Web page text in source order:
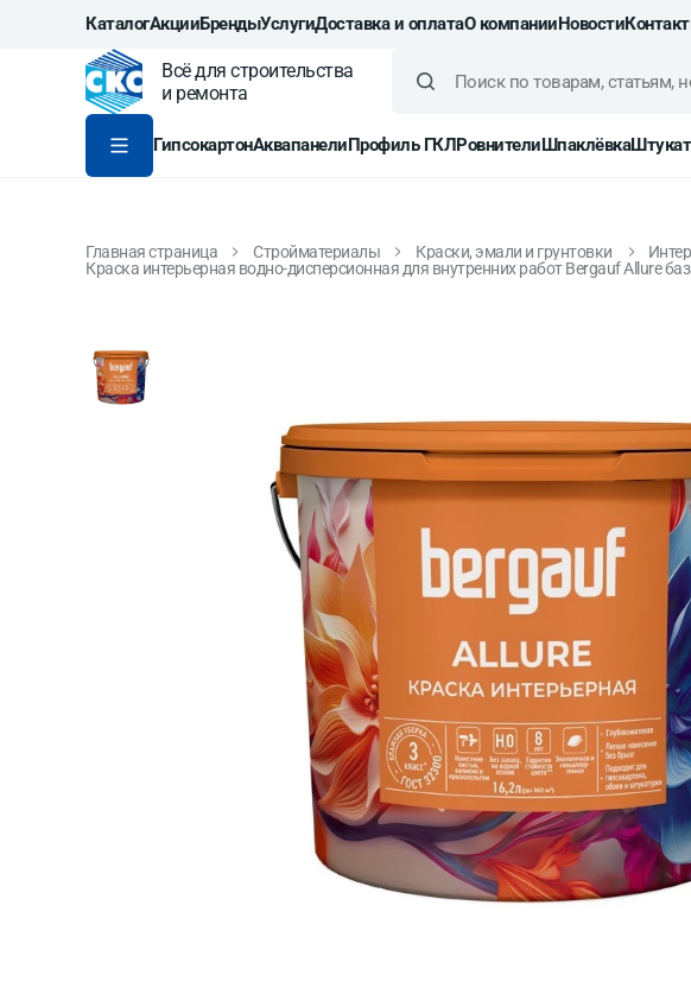
КаталогАкцииБрендыУслугиДоставка и оплатаО компанииНовости
Всё для строительства
и ремонта
ГипсокартонАквапанелиПрофиль ГКЛРовнителиШпаклёвка
Главная страница Стройматериалы Краски, эмали и грунтовки
Краска интерьерная водно-дисперсионная для внутренних работ Bergauf Allure
Allure база А 9 л